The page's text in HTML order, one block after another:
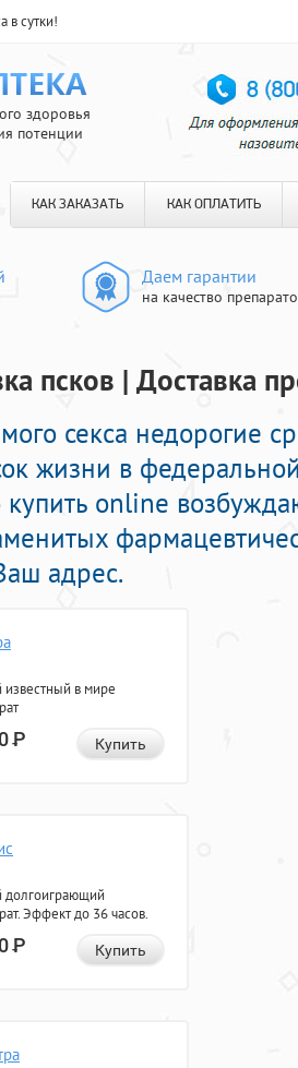
в сутки!
здоровья
потенции
КАК ЗАКАЗАТЬ КАК ОПЛАТИТЬ
Даем гарантии
на качество
псков | Доставка
секса недорогие
жизни в
купить online
адрес.
в мире
Р Купить
долгоиграющий
Эффект до 36 часов.
Р Купить